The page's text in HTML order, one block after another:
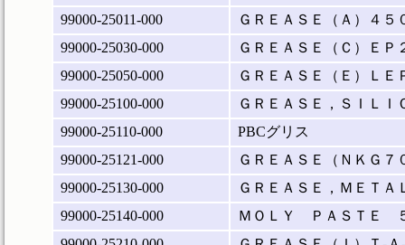
99000-25011-000
ＧＲＥＡＳＥ（Ａ）４５
99000-25030-000
ＧＲＥＡＳＥ（Ｃ）Ｅ
99000-25050-000
ＧＲＥＡＳＥ（Ｅ）Ｌ
99000-25100-000
ＧＲＥＡＳＥ，ＳＩＬ
99000-25110-000
PBCグリス
99000-25121-000
ＧＲＥＡＳＥ（ＮＫＧ７
99000-25130-000
ＧＲＥＡＳＥ，ＭＥＴ
99000-25140-000
ＭＯＬＹ ＰＡＳＴＥ